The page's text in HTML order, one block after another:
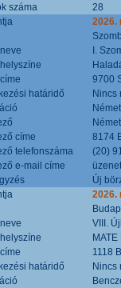
száma
28
2026.
I.
9700
határidő
Nincs
címe
8174
telefonszáma
(20)
e-mail címe
Új
2026.
VIII.
1118
határidő
Nincs